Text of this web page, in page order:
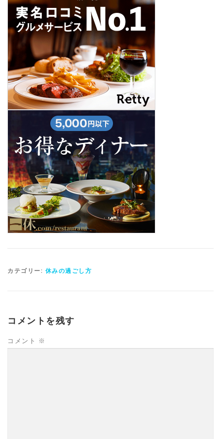
カテゴリー: 休みの過ごし方
コメントを残す
コメント ※